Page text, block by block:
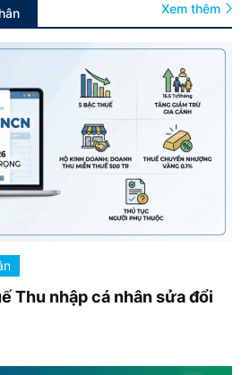
Xem thêm
Thu nhập cá nhân sửa đổi